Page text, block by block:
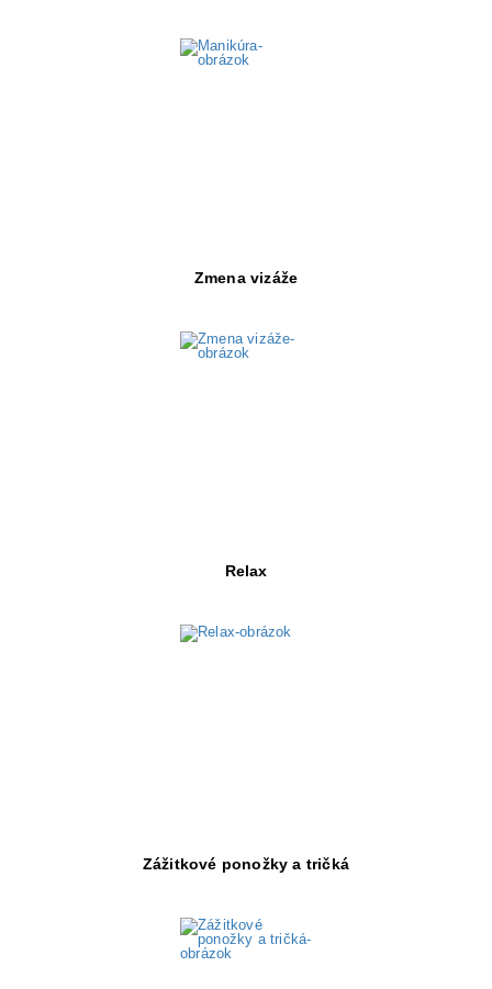
Zmena vizáže
Relax
Zážitkové ponožky a tričká